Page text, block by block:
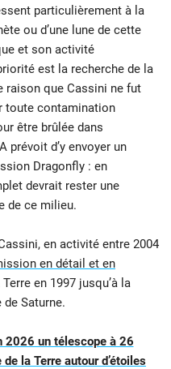
particulièrement à la
ou d’une lune de cette
et son activité
est la recherche de la
raison que Cassini ne fut
toute contamination
être brûlée dans
prévoit d’y envoyer un
Dragonfly : en
devrait rester une
de ce milieu.
en activité entre 2004
en détail et en
en 1997 jusqu’à la
Saturne.
2026 un télescope à 26
la Terre autour d’étoiles